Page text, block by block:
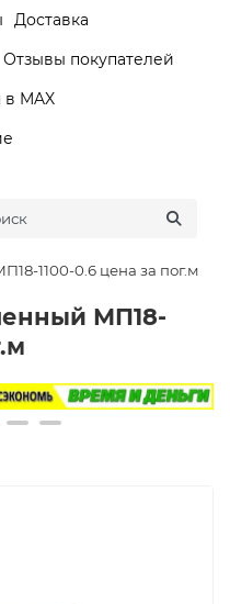
Доставка
Отзывы покупателей
в MAX
1100-0.6 цена за пог.м
МП18-